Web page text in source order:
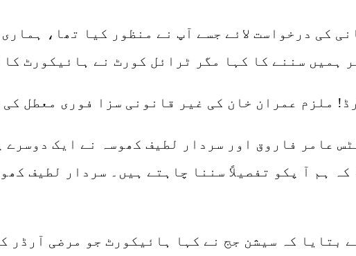
کی درخواست لائے جسے آپ نے منظور کیا تھا،
ہمیں سننے کا کہا مگر ٹرائل کورٹ نے ہائیکورٹ کا
ملزم عمران خان کی غیر قانونی سزا فوری معطل کی
عامر فاروق اور سردار لطیف کھوسہ نے ایک دوسرے
ہم آ پکو تفصیلاً سننا چاہتے ہیں۔ سردار لطیف
بتایا کہ سیشن جج نے کہا ہائیکورٹ جو مرضی آرڈر